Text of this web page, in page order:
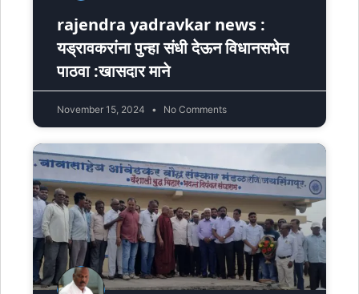
rajendra yadravkar news :
यड्रावकरांना पुन्हा संधी देऊन विधानसभेत
पाठवा :खासदार माने
November 15, 2024 No Comments